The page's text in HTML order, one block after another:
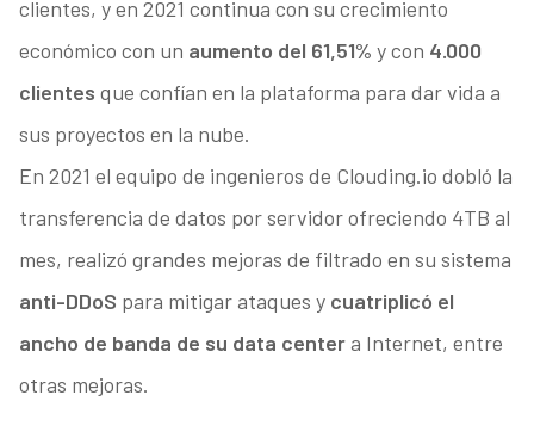
clientes, y en 2021 continua con su crecimiento
económico con un aumento del 61,51% y con 4.000
clientes que confían en la plataforma para dar vida a
sus proyectos en la nube.
En 2021 el equipo de ingenieros de Clouding.io dobló la
transferencia de datos por servidor ofreciendo 4TB al
mes, realizó grandes mejoras de filtrado en su sistema
anti-DDoS para mitigar ataques y cuatriplicó el
ancho de banda de su data centera Internet, entre
otras mejoras.